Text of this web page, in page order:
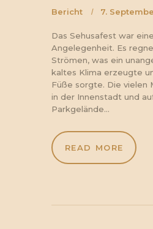
Bericht 7.
Das Sehusafest war
Angelegenheit. Es
Strömen, was ein
kaltes Klima erzeugte
Füße sorgte. Die vielen
in der Innenstadt und
Parkgelände…
READ MORE